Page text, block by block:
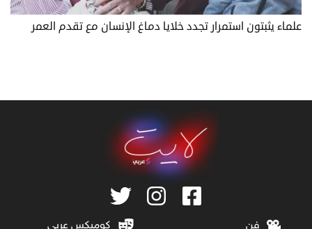
علماء يثبتون استمرار تجدد خلايا دماغ الإنسان مع تقدم العمر
فن كوميكس عربي